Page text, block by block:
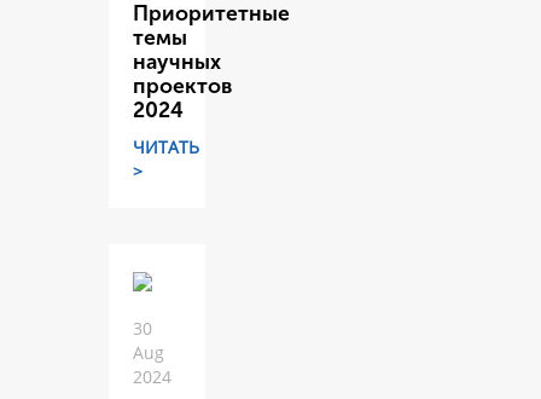
Приоритетные
темы
научных
проектов
2024
ЧИТАТЬ
>
30
Aug
2024